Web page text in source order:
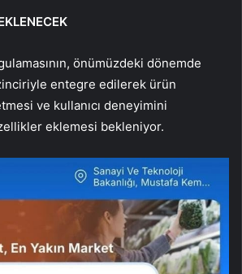
önümüzdeki dönemde
entegre edilerek ürün
ve kullanıcı deneyimini
eklemesi bekleniyor.